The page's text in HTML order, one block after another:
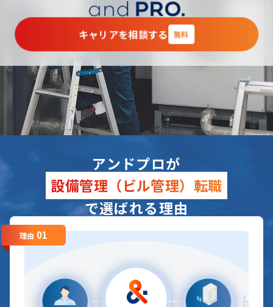
キャリアを相談する 無料
アンドプロが
設備管理（ビル管理）転職
で選ばれる理由
理由 01